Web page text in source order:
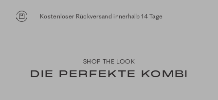
Kostenloser Rückversand innerhalb 14 Tage
SHOP THE LOOK
DIE PERFEKTE KOMBI